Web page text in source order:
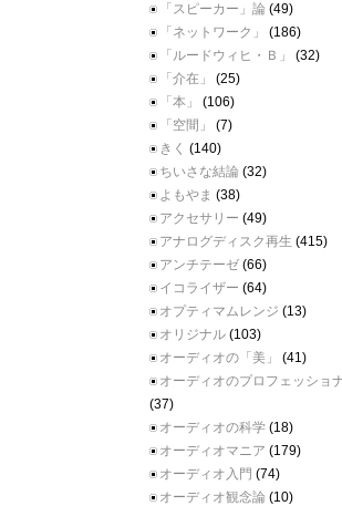
「スピーカー」論 (49)
「ネットワーク」
(186)
「ルードウィヒ・Ｂ」
(32)
「介在」
(25)
「本」
(106)
「空間」
(7)
きく (140)
ちいさな結論 (32)
よもやま (38)
アクセサリー (49)
アナログディスク再生 (415)
アンチテーゼ (66)
イコライザー (64)
オプティマムレンジ (13)
オリジナル (103)
オーディオの「美」
(41)
オーディオのプロフェッショ
(37)
オーディオの科学 (18)
オーディオマニア (179)
オーディオ入門 (74)
オーディオ観念論 (10)